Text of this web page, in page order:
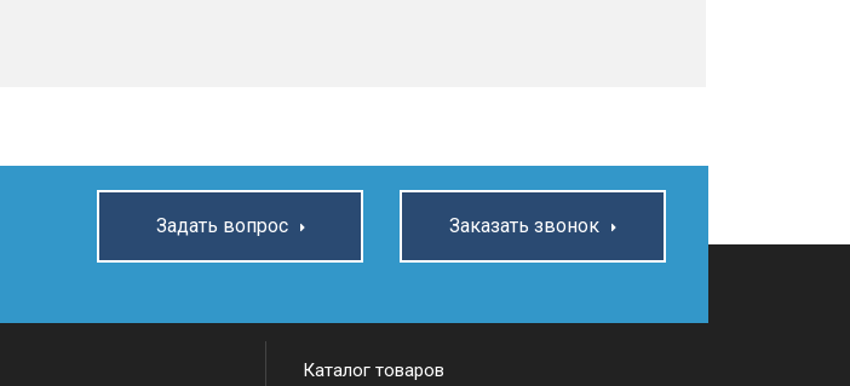
Задать вопрос Заказать звонок
Каталог товаров